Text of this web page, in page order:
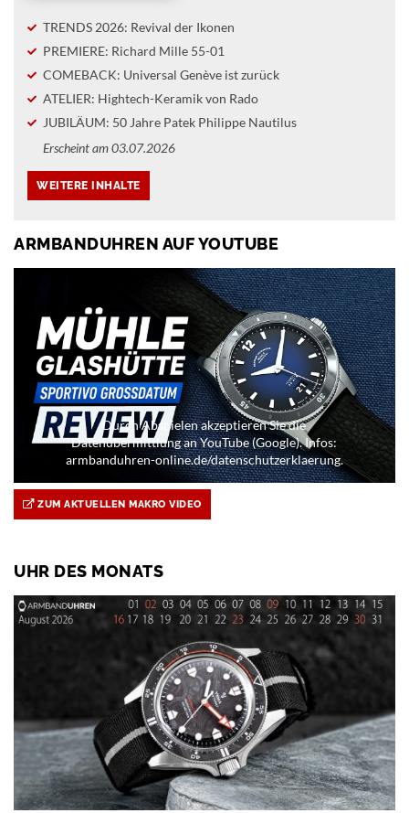
TRENDS 2026: Revival der Ikonen
PREMIERE: Richard Mille 55-01
COMEBACK: Universal Genève ist zurück
ATELIER: Hightech-Keramik von Rado
JUBILÄUM: 50 Jahre Patek Philippe Nautilus
Erscheint am 03.07.2026
ARMBANDUHREN AUF YOUTUBE
Durch Abspielen akzeptieren Sie die
Datenübermittlung an YouTube (Google). Infos:
armbanduhren-online.de/datenschutzerklaerung.
ZUM AKTUELLEN MAKRO VIDEO
UHR DES MONATS